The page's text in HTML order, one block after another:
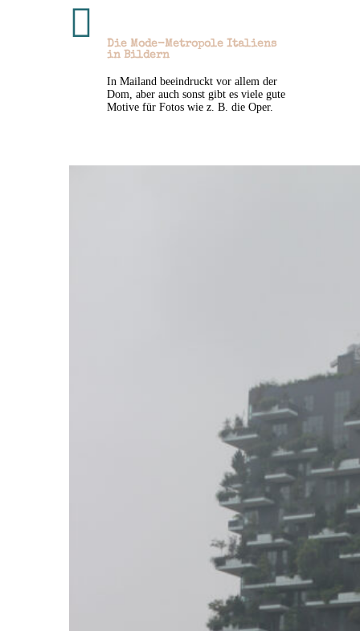

Die Mode-Metropole Italiens
in Bildern
In Mailand beeindruckt vor allem der
Dom, aber auch sonst gibt es viele gute
Motive für Fotos wie z. B. die Oper.